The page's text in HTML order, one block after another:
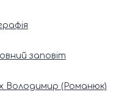
заповіт
Володимир (Романюк)